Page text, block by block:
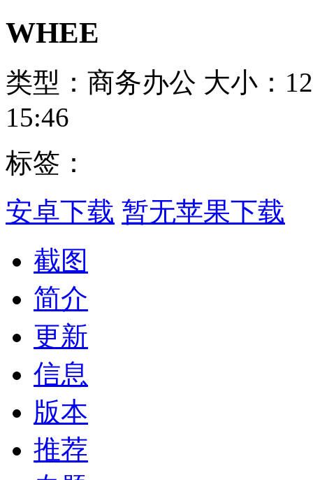
WHEE
类型：商务办公 大小：
15:46
标签：
安卓下载 暂无苹果下载
截图
简介
更新
信息
版本
推荐